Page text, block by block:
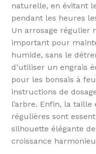
naturelle, en évitant
pendant les heures
Un arrosage régulier
important pour
humide, sans le
d’utiliser un engrais
pour les bonsaïs à
instructions de
l’arbre. Enfin, la
régulières sont
silhouette élégante
croissance